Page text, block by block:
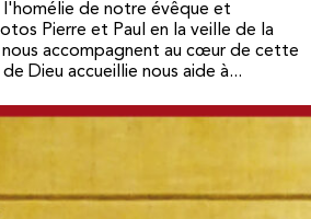
de notre évêque et
Pierre et Paul en la veille de la
accompagnent au cœur de cette
Dieu accueillie nous aide à...